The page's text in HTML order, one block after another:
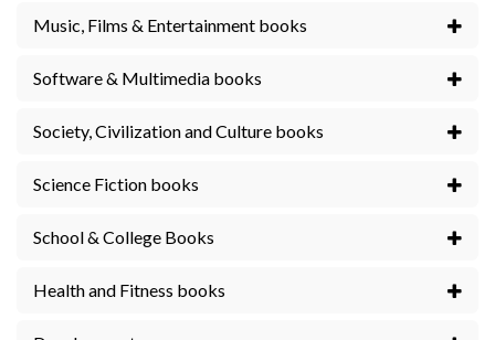
Music, Films & Entertainment books
Software & Multimedia books
Society, Civilization and Culture books
Science Fiction books
School & College Books
Health and Fitness books